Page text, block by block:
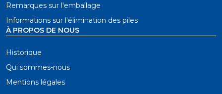
Remarques sur l'emballage
Informations sur l'élimination des piles
À PROPOS DE NOUS
Historique
Qui sommes-nous
Mentions légales